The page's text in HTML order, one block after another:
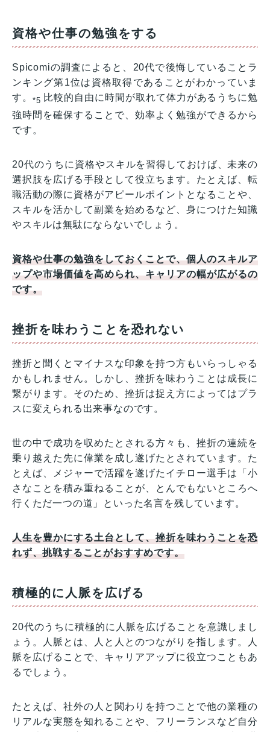
資格や仕事の勉強をする
Spicomiの調査によると、20代で後悔していることラ
ンキング第1位は資格取得であることがわかっていま
す。 *5 比較的自由に時間が取れて体力があるうちに勉
強時間を確保することで、効率よく勉強ができるから
です。
20代のうちに資格やスキルを習得しておけば、未来の
選択肢を広げる手段として役立ちます。たとえば、転
職活動の際に資格がアピールポイントとなることや、
スキルを活かして副業を始めるなど、身につけた知識
やスキルは無駄にならないでしょう。
資格や仕事の勉強をしておくことで、個人のスキルア
ップや市場価値を高められ、キャリアの幅が広がるの
です。
挫折を味わうことを恐れない
挫折と聞くとマイナスな印象を持つ方もいらっしゃる
かもしれません。しかし、挫折を味わうことは成長に
繋がります。そのため、挫折は捉え方によってはプラ
スに変えられる出来事なのです。
世の中で成功を収めたとされる方々も、挫折の連続を
乗り越えた先に偉業を成し遂げたとされています。た
とえば、メジャーで活躍を遂げたイチロー選手は「小
さなことを積み重ねることが、とんでもないところへ
行くただ一つの道」といった名言を残しています。
人生を豊かにする土台として、挫折を味わうことを恐
れず、挑戦することがおすすめです。
積極的に人脈を広げる
20代のうちに積極的に人脈を広げることを意識しまし
ょう。人脈とは、人と人とのつながりを指します。人
脈を広げることで、キャリアアップに役立つこともあ
るでしょう。
たとえば、社外の人と関わりを持つことで他の業種の
リアルな実態を知れることや、フリーランスなど自分